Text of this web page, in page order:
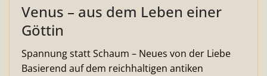
Venus – aus dem Leben einer
Göttin
Spannung statt Schaum – Neues von der Liebe
Basierend auf dem reichhaltigen antiken